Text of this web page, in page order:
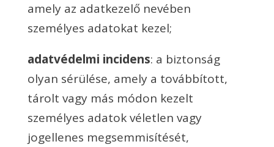
amely az adatkezelő nevében
személyes adatokat kezel;
adatvédelmi incidens: a biztonság
olyan sérülése, amely a továbbított,
tárolt vagy más módon kezelt
személyes adatok véletlen vagy
jogellenes megsemmisítését,